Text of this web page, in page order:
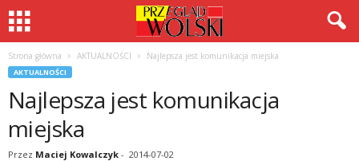
Strona główna AKTUALNOŚCI Najlepsza jest komunikacja miejska
AKTUALNOŚCI
Najlepsza jest komunikacja
miejska
Przez Maciej Kowalczyk - 2014-07-02